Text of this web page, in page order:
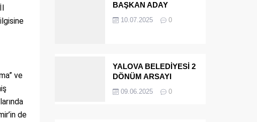
ve
de
BAŞKAN ADAY
MÜEBBET ALDI FİRAR
10.07.2025 0
YALOVA BELEDİYESİ 2
DÖNÜM ARSAYI
09.06.2025 0